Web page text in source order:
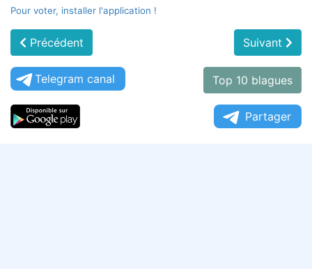
Pour voter, installer l'application !
Précédent Suivant
Telegram canal Top 10 blagues
Partager